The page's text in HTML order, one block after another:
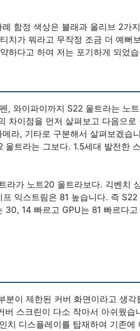
함정 색상은 블래과 올리브 2가
치가 뭐라고 무작정 조금 더 예뻐
하다고 하여 저는 포기하게 되었
, 와이파이까지 S22 울트라는 노
차이점을 먼저 살펴보고 다음으로
라, 기타로 구분해서 살펴보겠습
트라는 그보다. 1.5세대 발전한
라가 노트20 울트라보다. 긱벤치
익스트림은 81 높습니다. 즉 S22
14 빠르고 GPU는 81 빠르다
분이 제한된 커버 화면이라고 생각
스크린이 다소 작아서 아쉬웠습
치 디스플레이를 탑재하여 기존에